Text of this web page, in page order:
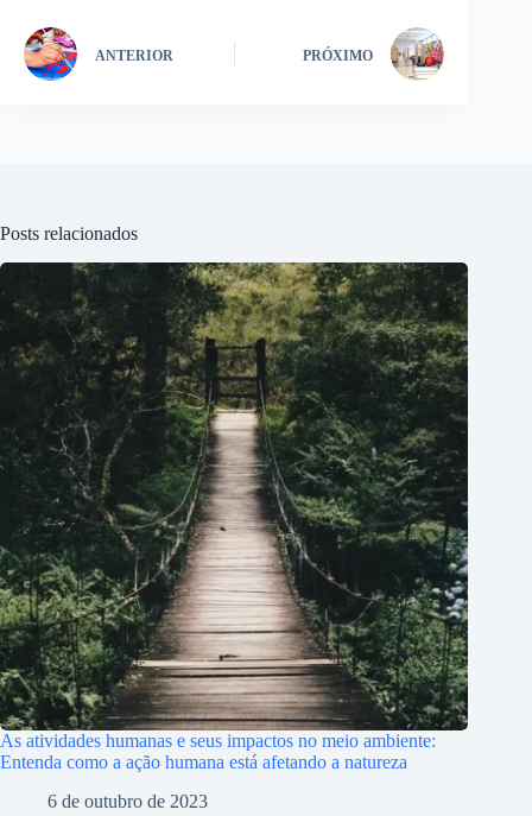
ANTERIOR PRÓXIMO
Posts relacionados
As atividades humanas e seus impactos no meio ambiente:
Entenda como a ação humana está afetando a natureza
6 de outubro de 2023